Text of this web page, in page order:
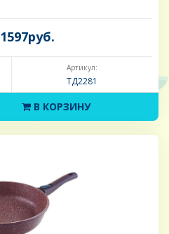
1597руб.
Артикул:
ТД2281
В КОРЗИНУ